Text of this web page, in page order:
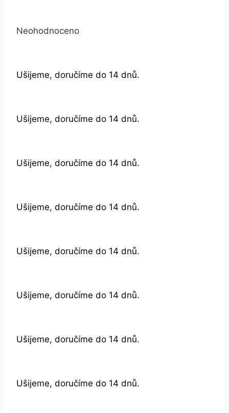
Neohodnoceno
Ušijeme, doručíme do 14 dnů.
Ušijeme, doručíme do 14 dnů.
Ušijeme, doručíme do 14 dnů.
Ušijeme, doručíme do 14 dnů.
Ušijeme, doručíme do 14 dnů.
Ušijeme, doručíme do 14 dnů.
Ušijeme, doručíme do 14 dnů.
Ušijeme, doručíme do 14 dnů.